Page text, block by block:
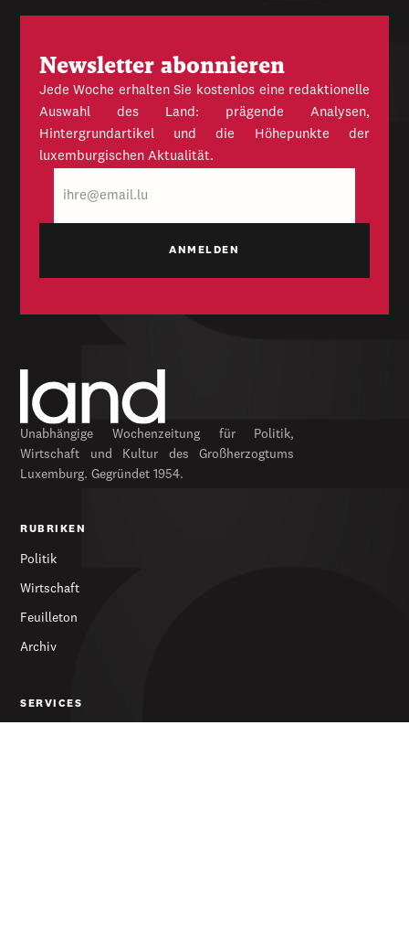
Newsletter abonnieren
Jede Woche erhalten Sie kostenlos eine redaktionelle
Auswahl des Land: prägende Analysen,
Hintergrundartikel und die Höhepunkte der
luxemburgischen Aktualität.
Mail
Unabhängige Wochenzeitung für Politik,
Wirtschaft und Kultur des Großherzogtums
Luxemburg. Gegründet 1954.
RUBRIKEN
Politik
Wirtschaft
Feuilleton
Archiv
SERVICES